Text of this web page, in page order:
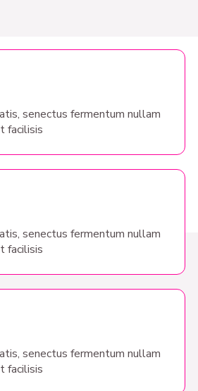
senectus fermentum nullam
facilisis
senectus fermentum nullam
facilisis
senectus fermentum nullam
facilisis